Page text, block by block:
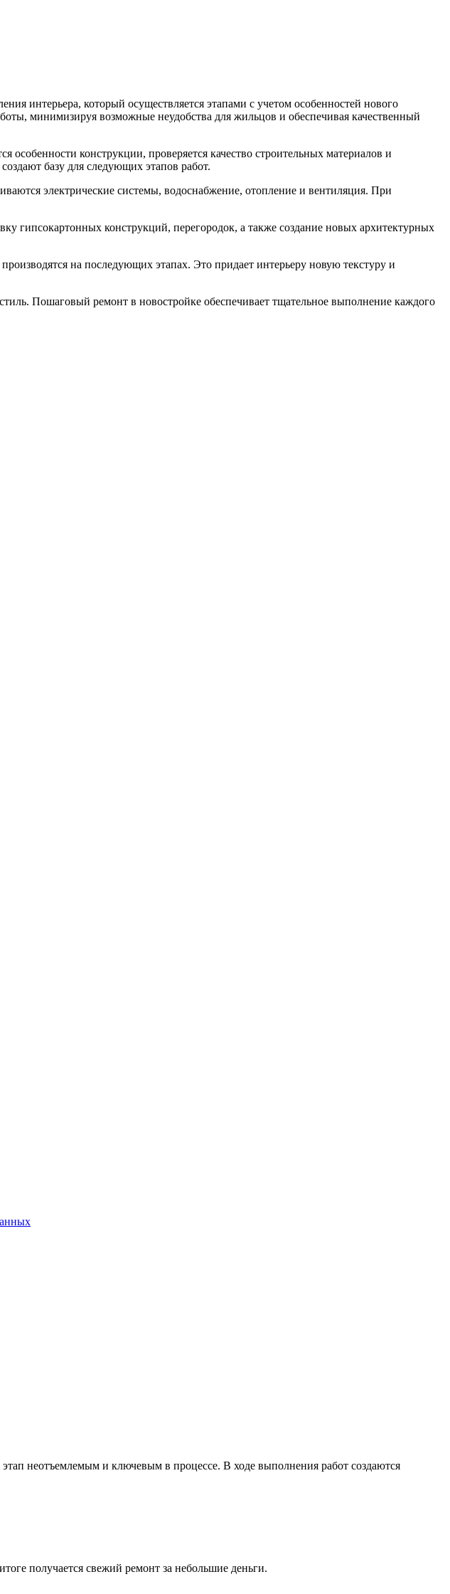
интерьера, который осуществляется этапами с учетом особенностей нового
минимизируя возможные неудобства для жильцов и обеспечивая качественный
конструкции, проверяется качество строительных материалов и
базу для следующих этапов работ.
электрические системы, водоснабжение, отопление и вентиляция. При
гипсокартонных конструкций, перегородок, а также создание новых архитектурных
на последующих этапах. Это придает интерьеру новую текстуру и
Пошаговый ремонт в новостройке обеспечивает тщательное выполнение каждого
этап неотъемлемым и ключевым в процессе. В ходе выполнения работ создаются
получается свежий ремонт за небольшие деньги.